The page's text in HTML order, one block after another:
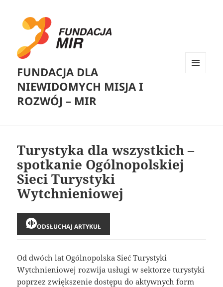
FUNDACJA DLA
NIEWIDOMYCH MISJA I
ROZWÓJ – MIR
Turystyka dla wszystkich –
spotkanie Ogólnopolskiej
Sieci Turystyki
Wytchnieniowej
ODSŁUCHAJ ARTYKUŁ
Od dwóch lat Ogólnopolska Sieć Turystyki
Wytchnieniowej rozwija usługi w sektorze turystyki
poprzez zwiększenie dostępu do aktywnych form